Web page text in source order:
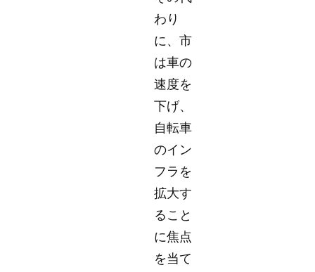
わり
に、市
は車の
速度を
下げ、
自転車
のイン
フラを
拡大す
ること
に焦点
を当て